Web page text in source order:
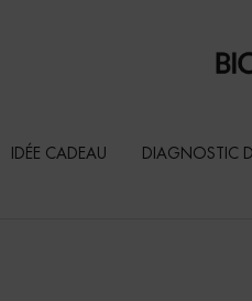
IDÉE CADEAU DIAGNOSTIC